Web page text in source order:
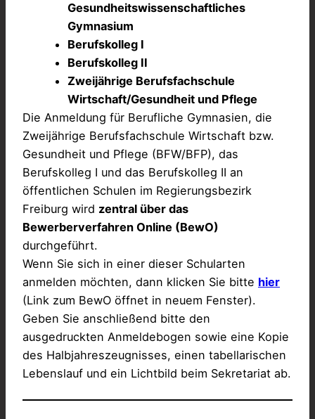
Gesundheitswissenschaftliches
Gymnasium
Berufskolleg I
Berufskolleg II
Zweijährige Berufsfachschule
Wirtschaft/Gesundheit und Pflege
Die Anmeldung für Berufliche Gymnasien, die
Zweijährige Berufsfachschule Wirtschaft bzw.
Gesundheit und Pflege (BFW/BFP), das
Berufskolleg I und das Berufskolleg II an
öffentlichen Schulen im Regierungsbezirk
Freiburg wird zentral über das
Bewerberverfahren Online (BewO)
durchgeführt.
Wenn Sie sich in einer dieser Schularten
anmelden möchten, dann klicken Sie bitte hier
(Link zum BewO öffnet in neuem Fenster).
Geben Sie anschließend bitte den
ausgedruckten Anmeldebogen sowie eine Kopie
des Halbjahreszeugnisses, einen tabellarischen
Lebenslauf und ein Lichtbild beim Sekretariat ab.